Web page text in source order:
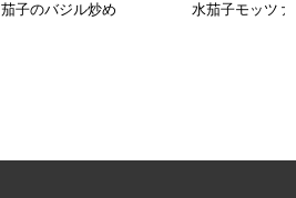
茄子のバジル炒め 水茄子モッツァ